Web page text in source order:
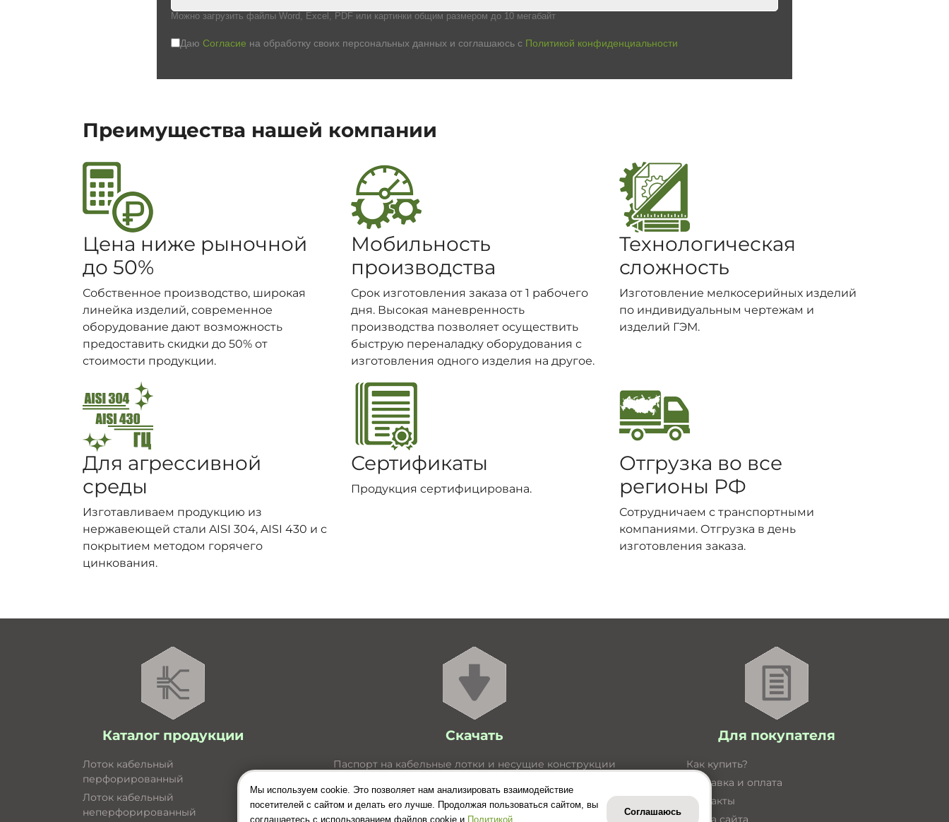
Можно загрузить файлы Word, Excel, PDF или картинки общим размером до 10 мегабайт
Даю Согласие на обработку своих персональных данных и соглашаюсь с Политикой конфиденциальности
Преимущества нашей компании
Цена ниже рыночной
до 50%
Собственное производство, широкая
линейка изделий, современное
оборудование дают возможность
предоставить скидки до 50% от
стоимости продукции.
Мобильность
производства
Срок изготовления заказа от 1 рабочего
дня. Высокая маневренность
производства позволяет осуществить
быструю переналадку оборудования с
изготовления одного изделия на другое.
Технологическая
сложность
Изготовление мелкосерийных изделий
по индивидуальным чертежам и
изделий ГЭМ.
Для агрессивной
среды
Изготавливаем продукцию из
нержавеющей стали AISI 304, AISI 430 и с
покрытием методом горячего
цинкования.
Сертификаты
Продукция сертифицирована.
Отгрузка во все
регионы РФ
Сотрудничаем с транспортными
компаниями. Отгрузка в день
изготовления заказа.
Каталог продукции
Лоток кабельный
перфорированный
Лоток кабельный
неперфорированный
Скачать
Паспорт на кабельные лотки и несущие конструкции
Расчёт нагрузок для кабельростов
Сертификат соответствия
Для покупателя
Как купить?
Доставка и оплата
Контакты
Карта сайта
Мы используем cookie. Это позволяет нам анализировать взаимодействие
посетителей с сайтом и делать его лучше. Продолжая пользоваться сайтом, вы
соглашаетесь с использованием файлов cookie и Политикой
Соглашаюсь